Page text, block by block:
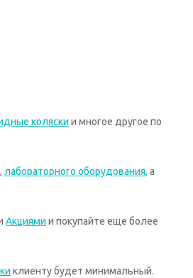
коляски и многое другое по
лабораторного оборудования, а
Акциями и покупайте еще более
клиенту будет минимальный.